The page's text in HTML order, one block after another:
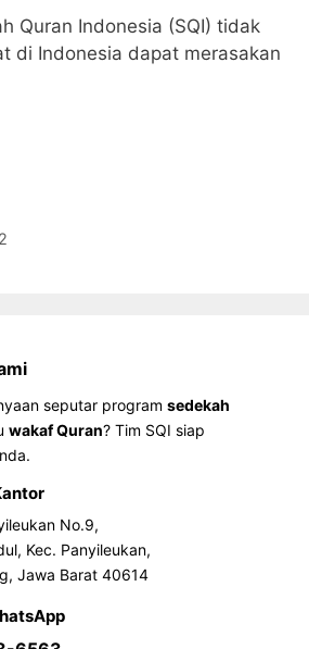
Quran Indonesia (SQI) tidak
di Indonesia dapat merasakan
seputar program sedekah
wakaf Quran? Tim SQI siap
No.9,
Kec. Panyileukan,
Jawa Barat 40614